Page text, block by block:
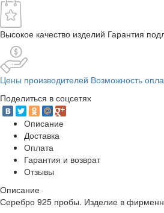
Высокое качество изделий Гарантия
Цены производителей Возможность
Поделиться в соцсетях
Описание
Доставка
Оплата
Гарантия и возврат
Отзывы
Описание
Серебро 925 пробы. Изделие в